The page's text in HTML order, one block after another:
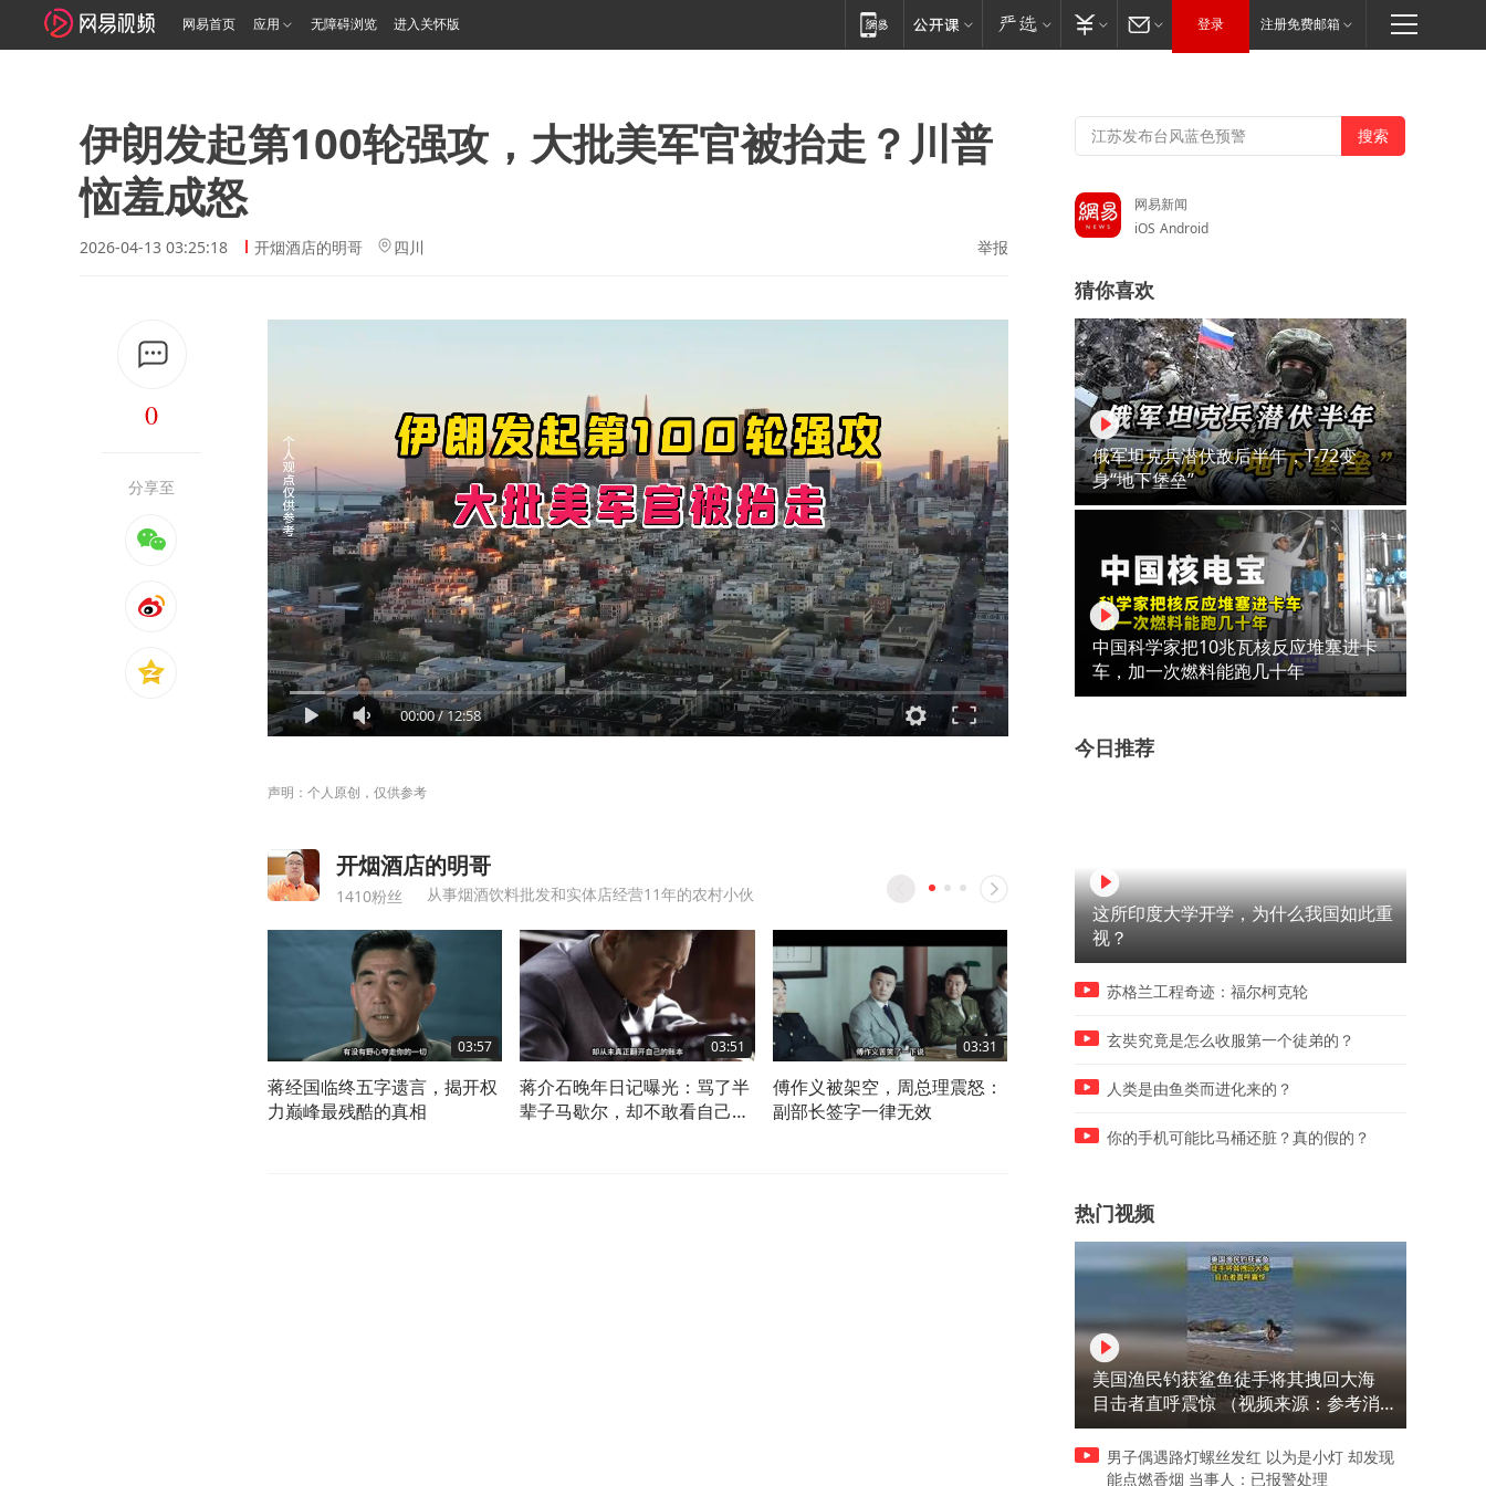
网易首页 应用 无障碍浏览 进入关怀版 登录 注册免费邮箱
伊朗发起第100轮强攻，大批美军官被抬走？川普
恼羞成怒
2026-04-13 03:25:18 开烟酒店的明哥 四川 举报
0
分享至
00:00/12:58
声明：个人原创，仅供参考
开烟酒店的明哥
1410粉丝 从事烟酒饮料批发和实体店经营11年的农村小伙
03:57
蒋经国临终五字遗言，揭开权
力巅峰最残酷的真相
03:51
蒋介石晚年日记曝光：骂了半
辈子马歇尔，却不敢看自己的
03:31
傅作义被架空，周总理震怒：
副部长签字一律无效
03:51
测绘专家拒绝国民党高薪，留
94岁还在化疗的她，77年前
网易新闻
iOS Android
猜你喜欢
俄军坦克兵潜伏敌后半年，T-72变
身“地下堡垒”
中国科学家把10兆瓦核反应堆塞进卡
车，加一次燃料能跑几十年
今日推荐
这所印度大学开学，为什么我国如此重
视？
苏格兰工程奇迹：福尔柯克轮
玄奘究竟是怎么收服第一个徒弟的？
人类是由鱼类而进化来的？
你的手机可能比马桶还脏？真的假的？
热门视频
美国渔民钓获鲨鱼徒手将其拽回大海
目击者直呼震惊 （视频来源：参考消
息）
男子偶遇路灯螺丝发红 以为是小灯 却发现
能点燃香烟 当事人：已报警处理